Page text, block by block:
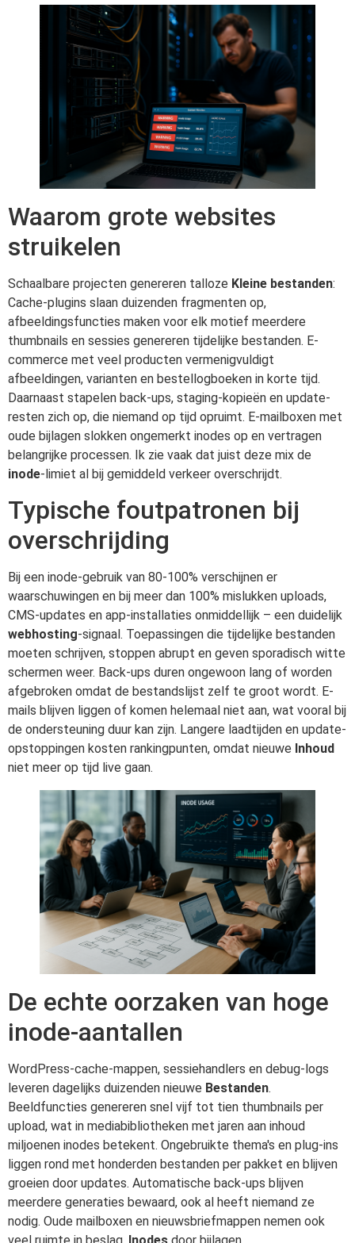
Waarom grote websites
struikelen
Schaalbare projecten genereren talloze Kleine bestanden:
Cache-plugins slaan duizenden fragmenten op,
afbeeldingsfuncties maken voor elk motief meerdere
thumbnails en sessies genereren tijdelijke bestanden. E-
commerce met veel producten vermenigvuldigt
afbeeldingen, varianten en bestellogboeken in korte tijd.
Daarnaast stapelen back-ups, staging-kopieën en update-
resten zich op, die niemand op tijd opruimt. E-mailboxen met
oude bijlagen slokken ongemerkt inodes op en vertragen
belangrijke processen. Ik zie vaak dat juist deze mix de
inode-limiet al bij gemiddeld verkeer overschrijdt.
Typische foutpatronen bij
overschrijding
Bij een inode-gebruik van 80-100% verschijnen er
waarschuwingen en bij meer dan 100% mislukken uploads,
CMS-updates en app-installaties onmiddellijk – een duidelijk
webhosting-signaal. Toepassingen die tijdelijke bestanden
moeten schrijven, stoppen abrupt en geven sporadisch witte
schermen weer. Back-ups duren ongewoon lang of worden
afgebroken omdat de bestandslijst zelf te groot wordt. E-
mails blijven liggen of komen helemaal niet aan, wat vooral bij
de ondersteuning duur kan zijn. Langere laadtijden en update-
opstoppingen kosten rankingpunten, omdat nieuwe Inhoud
niet meer op tijd live gaan.
De echte oorzaken van hoge
inode-aantallen
WordPress-cache-mappen, sessiehandlers en debug-logs
leveren dagelijks duizenden nieuwe Bestanden.
Beeldfuncties genereren snel vijf tot tien thumbnails per
upload, wat in mediabibliotheken met jaren aan inhoud
miljoenen inodes betekent. Ongebruikte thema's en plug-ins
liggen rond met honderden bestanden per pakket en blijven
groeien door updates. Automatische back-ups blijven
meerdere generaties bewaard, ook al heeft niemand ze
nodig. Oude mailboxen en nieuwsbriefmappen nemen ook